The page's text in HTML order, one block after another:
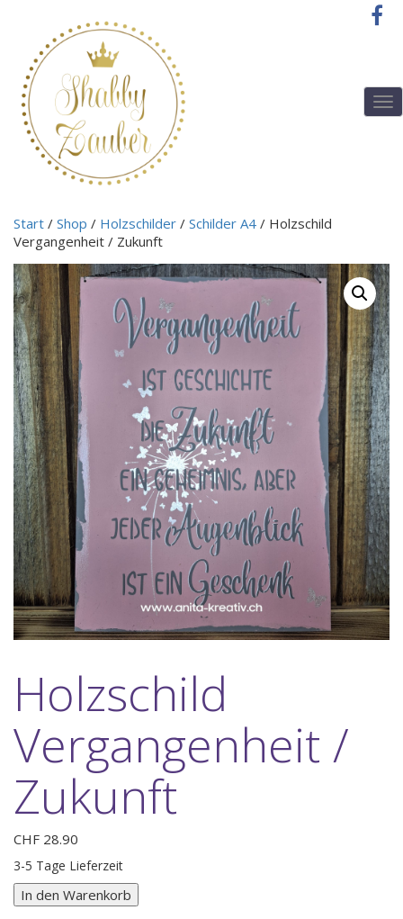
T
o
i
g
a
t
i
o
n
Start / Shop / Holzschilder / Schilder A4 / Holzschild
Vergangenheit / Zukunft
Holzschild
Vergangenheit /
Zukunft
CHF 28.90
3-5 Tage Lieferzeit
Holzschild
Vergangenheit
In den Warenkorb